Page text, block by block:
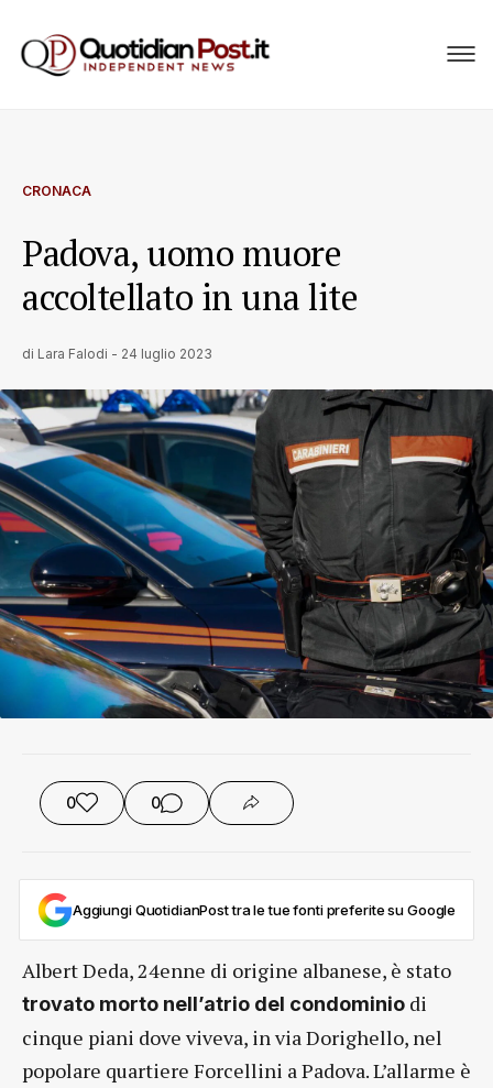
CRONACA
Padova, uomo muore
accoltellato in una lite
di Lara Falodi - 24 luglio 2023
0 0
Aggiungi QuotidianPost tra le tue fonti preferite su Google
Albert Deda, 24enne di origine albanese, è stato
trovato morto nell’atrio del condominio di
cinque piani dove viveva, in via Dorighello, nel
popolare quartiere Forcellini a Padova. L’allarme è